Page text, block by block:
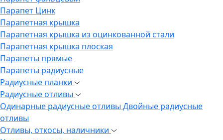
Парапет Цинк
Парапетная крышка
Парапетная крышка из оцинкованной стали
Парапетная крышка плоская
Парапеты прямые
Парапеты радиусные
Радиусные планки
Радиусные отливы
Одинарные радиусные отливы Двойные радиусные
отливы
Отливы, откосы, наличники